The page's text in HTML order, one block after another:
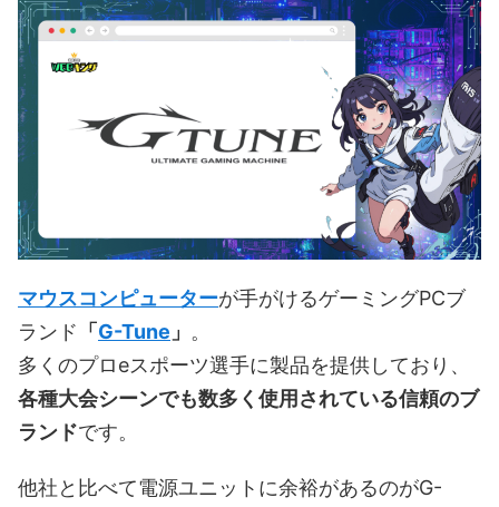
マウスコンピューターが手がけるゲーミングPCブ
ランド 「G-Tune 」 。
多くのプロeスポーツ選手に製品を提供しており、
各種大会シーンでも数多く使用されている信頼のブ
ランドです。
他社と比べて電源ユニットに余裕があるのがG-